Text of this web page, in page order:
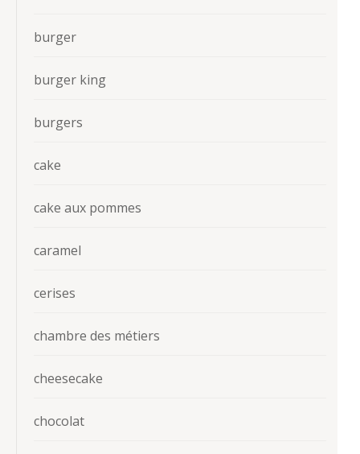
burger
burger king
burgers
cake
cake aux pommes
caramel
cerises
chambre des métiers
cheesecake
chocolat